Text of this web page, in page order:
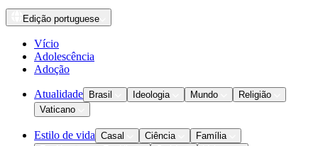
Edição portuguese
Vício
Adolescência
Adoção
Atualidade Brasil Ideologia Mundo
Religião
Vaticano
Estilo de vida Casal Ciência
Família